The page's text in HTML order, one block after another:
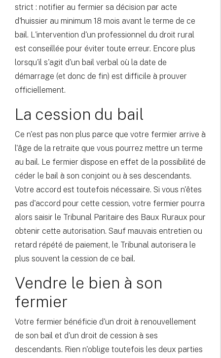
strict : notifier au fermier sa décision par acte
d'huissier au minimum 18 mois avant le terme de ce
bail. L'intervention d'un professionnel du droit rural
est conseillée pour éviter toute erreur. Encore plus
lorsqu'il s'agit d'un bail verbal où la date de
démarrage (et donc de fin) est difficile à prouver
officiellement.
La cession du bail
Ce n'est pas non plus parce que votre fermier arrive à
l'âge de la retraite que vous pourrez mettre un terme
au bail. Le fermier dispose en effet de la possibilité de
céder le bail à son conjoint ou à ses descendants.
Votre accord est toutefois nécessaire. Si vous n'êtes
pas d'accord pour cette cession, votre fermier pourra
alors saisir le Tribunal Paritaire des Baux Ruraux pour
obtenir cette autorisation. Sauf mauvais entretien ou
retard répété de paiement, le Tribunal autorisera le
plus souvent la cession de ce bail.
Vendre le bien à son
fermier
Votre fermier bénéficie d'un droit à renouvellement
de son bail et d'un droit de cession à ses
descendants. Rien n'oblige toutefois les deux parties